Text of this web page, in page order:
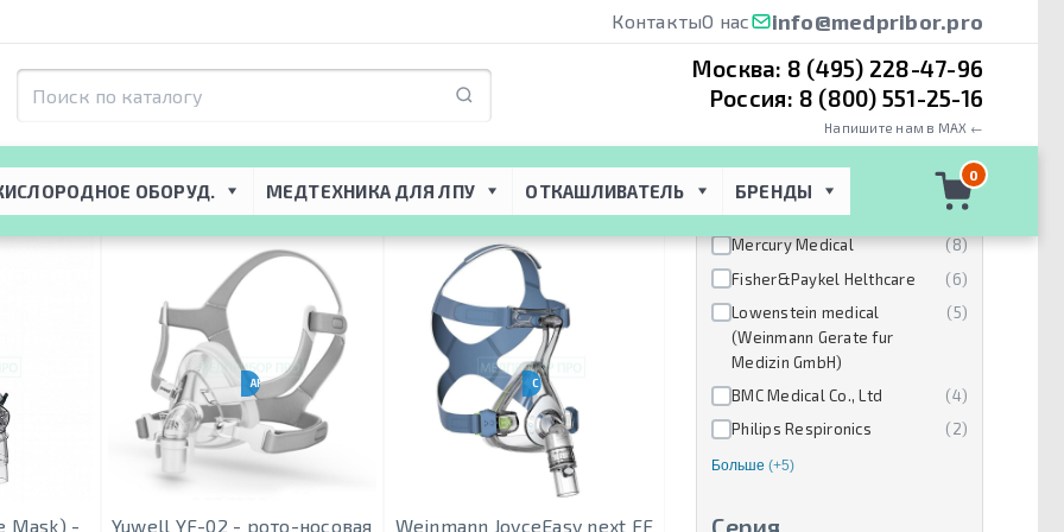
КонтактыО нас info@medpribor.pro
Москва: 8 (495) 228-47-96
Россия: 8 (800) 551-25-16
Напишите нам в MAX ←
ОБОРУД. МЕДТЕХНИКА ДЛЯ ЛПУ ОТКАШЛИВАТЕЛЬ БРЕНДЫ
0
поддержка → Маски CPAP-BiPAP → Маски рото-носовые
Mask) -
АНАЛОГ RESMED F20
Yuwell YF-02 - рото-носовая
CPAP-BPAP-НВЛ
Weinmann JoyceEasy next FF
Производители
ResMed
(10)
Mercury Medical
(8)
Fisher&Paykel Helthcare
(6)
Lowenstein medical
(Weinmann Gerate fur
Medizin GmbH)
(5)
BMC Medical Co., Ltd
(4)
Philips Respironics
(2)
Больше (+5)
Серия